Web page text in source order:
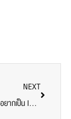
NEXT
DEK SPU ใครอยากเป็น Influencer ห้ามพลาด!! กิจกรรม SPU TikTok Challenge